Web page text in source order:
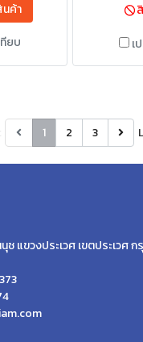
ค้า
ยบ
เ
1 2 3
แขวงประเวศ เขตประเวศ ก